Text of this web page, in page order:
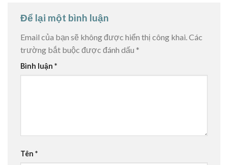
Để lại một bình luận
Email của bạn sẽ không được hiển thị công khai.Các
trường bắt buộc được đánh dấu *
Bình luận *
Tên *